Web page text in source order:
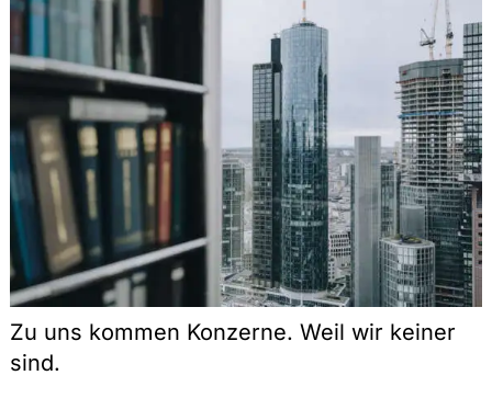
Zu uns kommen Konzerne. Weil wir keiner
sind.